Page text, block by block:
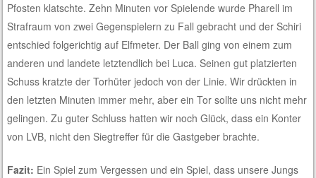
Pfosten klatschte. Zehn Minuten vor Spielende wurde Pharell im
Strafraum von zwei Gegenspielern zu Fall gebracht und der Schiri
entschied folgerichtig auf Elfmeter. Der Ball ging von einem zum
anderen und landete letztendlich bei Luca. Seinen gut platzierten
Schuss kratzte der Torhüter jedoch von der Linie. Wir drückten in
den letzten Minuten immer mehr, aber ein Tor sollte uns nicht mehr
gelingen. Zu guter Schluss hatten wir noch Glück, dass ein Konter
von LVB, nicht den Siegtreffer für die Gastgeber brachte.
Fazit: Ein Spiel zum Vergessen und ein Spiel, dass unsere Jungs